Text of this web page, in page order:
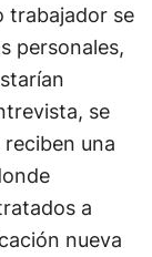
trabajador se
personales,
se
una
a
nueva